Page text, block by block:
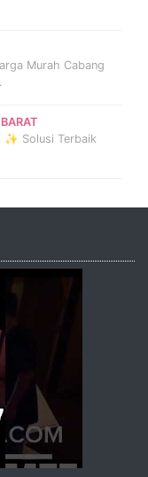
Murah Cabang
✨ Solusi Terbaik